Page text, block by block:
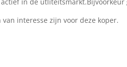
interesse zijn voor deze koper.